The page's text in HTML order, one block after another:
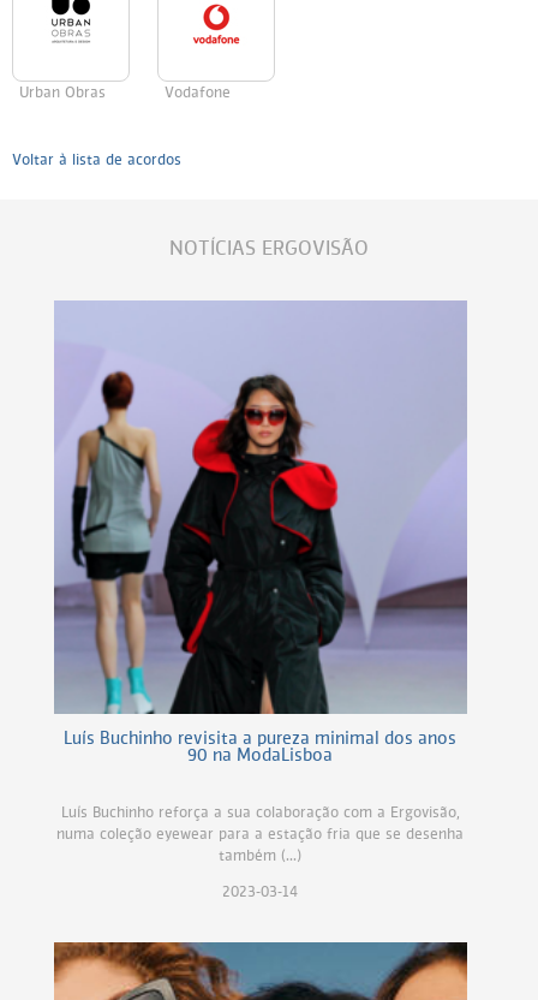
Urban Obras Vodafone
Voltar à lista de acordos
NOTÍCIAS ERGOVISÃO
Luís Buchinho revisita a pureza minimal dos anos
90 na ModaLisboa
Luís Buchinho reforça a sua colaboração com a Ergovisão,
numa coleção eyewear para a estação fria que se desenha
também (...)
2023-03-14